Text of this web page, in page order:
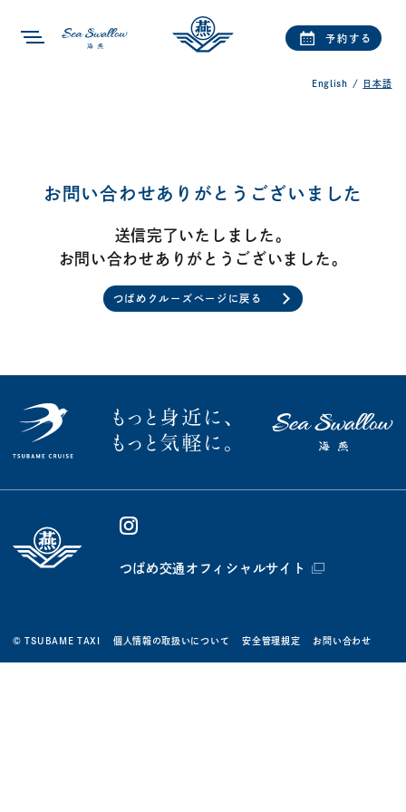
メニューを開閉する
English 日本語
予約する
お問い合わせありがとうございました
送信完了いたしました。
お問い合わせありがとうございました。
つばめクルーズページに戻る
つばめ交通オフィシャルサイト
© TSUBAME TAXI 個人情報の取扱いについて 安全管理規定 お問い合わせ